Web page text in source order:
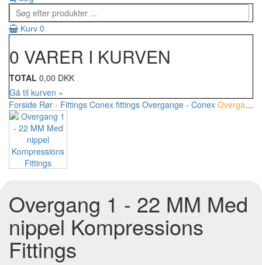
Kurv 0
0 VARER I KURVEN
TOTAL 0,00 DKK
Gå til kurven »
Forside Rør - Fittings Conex fittings Overgange - Conex Overgang 1 - 22 MM Med nippel Kompressions Fittings
Overgang 1 - 22 MM Med
nippel Kompressions
Fittings